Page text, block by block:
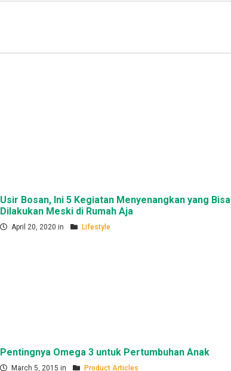
Usir Bosan, Ini 5 Kegiatan Menyenangkan yang Bisa
Dilakukan Meski di Rumah Aja
April 20, 2020 in Lifestyle
Pentingnya Omega 3 untuk Pertumbuhan Anak
March 5, 2015 in Product Articles